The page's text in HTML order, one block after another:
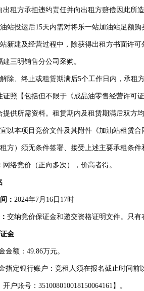
出租方承担违约责任并向出租方赔偿因此所
站投运后15天内需对将乐一站加油站足额购
新建及经营过程中，除获得出租方书面许
三明销售分公司采购。
除、终止或租赁期满后5个工作日内，承
证照【包括但不限于《成品油零售经营许可
提供所需资料。租赁期内及租赁期满后双方
以本项目竞价文件及其附件《加油站租赁
方）须无条件签署、接受上述主要承租条
网络竞价（正向多次），价高者得。
： 2024年7月16日17时
交纳竞价保证金和递交资格证明文件。只
金
金额：49.86万元。
指定银行账户：竞租人须在报名截止时间
户账号：351008010018150064161】。